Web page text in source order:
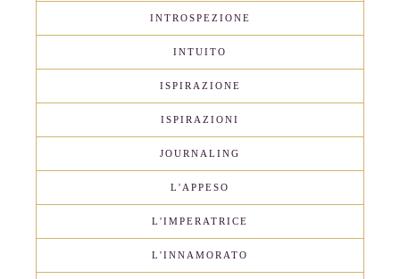
INTROSPEZIONE
INTUITO
ISPIRAZIONE
ISPIRAZIONI
JOURNALING
L'APPESO
L'IMPERATRICE
L'INNAMORATO